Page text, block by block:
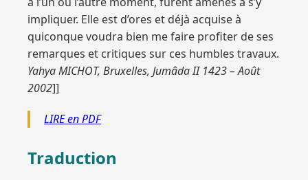
impliquer. Elle est d’ores et déjà acquise à
quiconque voudra bien me faire profiter de ses
remarques et critiques sur ces humbles travaux.
Yahya MICHOT, Bruxelles, Jumâda II 1423 – Août
2002]]
LIRE en PDF
Traduction